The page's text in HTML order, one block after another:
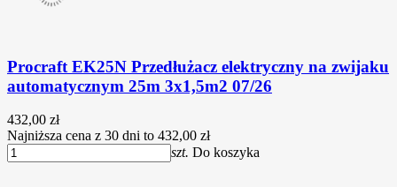
Procraft EK25N Przedłużacz elektryczny na zwijaku
automatycznym 25m 3x1,5m2 07/26
432,00 zł
Najniższa cena z 30 dni to 432,00 zł
szt. Do koszyka